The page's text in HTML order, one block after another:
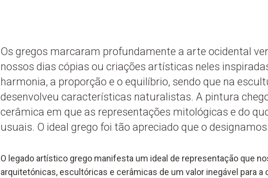
Os gregos marcaram profundamente a arte ocidental
nossos dias cópias ou criações artísticas neles
harmonia, a proporção e o equilíbrio, sendo que na
desenvolveu características naturalistas. A pintura
cerâmica em que as representações mitológicas e do
usuais. O ideal grego foi tão apreciado que o
O legado artístico grego manifesta um ideal de representação que
arquitetónicas, escultóricas e cerâmicas de um valor inegável para